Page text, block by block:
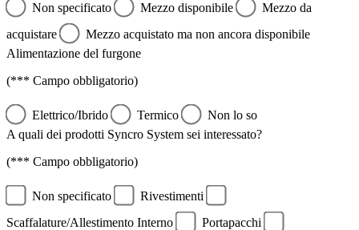
Non specificato Mezzo disponibile
Mezzo da
acquistare
Mezzo acquistato ma non ancora disponibile
Alimentazione del furgone
(*** Campo obbligatorio)
Elettrico/Ibrido Termico
Non lo so
A quali dei prodotti Syncro System sei interessato?
(*** Campo obbligatorio)
Non specificato
Rivestimenti
Scaffalature/Allestimento Interno
Portapacchi